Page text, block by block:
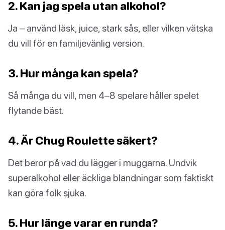
2. Kan jag spela utan alkohol?
Ja – använd läsk, juice, stark sås, eller vilken vätska
du vill för en familjevänlig version.
3. Hur många kan spela?
Så många du vill, men 4–8 spelare håller spelet
flytande bäst.
4. Är Chug Roulette säkert?
Det beror på vad du lägger i muggarna. Undvik
superalkohol eller äckliga blandningar som faktiskt
kan göra folk sjuka.
5. Hur länge varar en runda?